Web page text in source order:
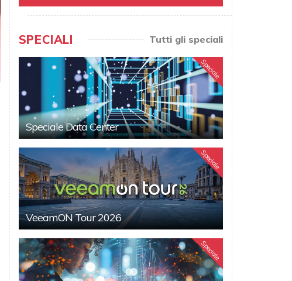
SPECIALI Tutti gli speciali
Speciale
Speciale Data Center
Speciale
VeeamON Tour 2026
Speciale